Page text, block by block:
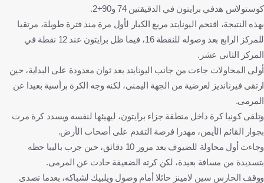
كوستولاس هدفي برايتون في الدقيقتين 74 و90+2.
بهذه النتيجة، اقتحم اليونايتد مربع الكبار لأول مرة منذ فترة طويلة، مرتقيا
للمركز الرابع بعد وصوله للنقطة 16، فيما ظل برايتون عند 12 نقطة في
المركز الثاني عشر.
أولى المحاولات جاءت من جانب اليونايتد بعد ثوان معدودة على البداية، حين
ارتقى فيرنانديز لعرضية من الجهة اليمنى، لكنه وجه الكرة برأسية بعيدا عن
المرمى.
وتلقى كونيا كرة داخل منطقة جزاء برايتون، ليهيئها لنفسه ويسدد كرة مرت
بجوار القائم الأيمن، مهدرا فرصة التقدم على أصحاب الأرض.
وجاءت أول محاولة للضيوف بعد مرور 10 دقائق، حين جرب باليبا حظه
بتسديدة من مسافة بعيدة، لكن كرته الضعيفة حادت عن المرمى.
ووقف الحارس سين لامينز حائلا أمام وصول ويلبيك لشباكه، بعدما تصدى